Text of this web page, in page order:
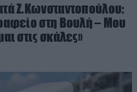
Ζ.Κωνσταντοπούλου:
στη Βουλή – Μου
στις σκάλες»